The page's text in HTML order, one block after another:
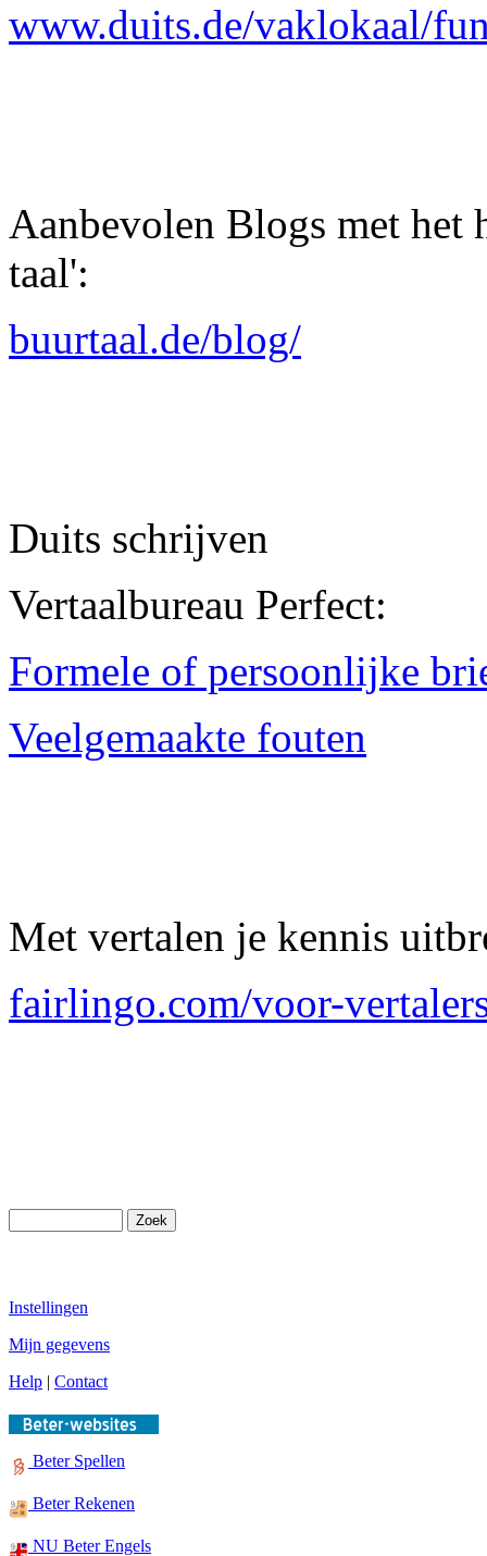
www.duits.de/vaklokaal/
Aanbevolen Blogs met het
taal':
buurtaal.de/blog/
Duits schrijven
Vertaalbureau Perfect:
Formele of persoonlijke
Veelgemaakte fouten
Met vertalen je kennis
fairlingo.com/voor-
Instellingen
Mijn gegevens
Help | Contact
Beter Spellen
Beter Rekenen
NU Beter Engels